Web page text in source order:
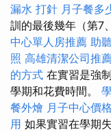
漏水 打針 月子餐多
訓的最後幾年（第7
中心單人房推薦 助
照 高雄清潔公司推
的方式 在實習是強
學期和花費時間。
餐外燴 月子中心價格
用 如果實習在學期